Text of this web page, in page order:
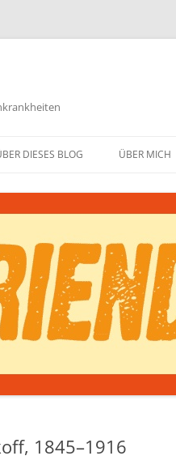
DIESES BLOG ÜBER MICH
1845–1916